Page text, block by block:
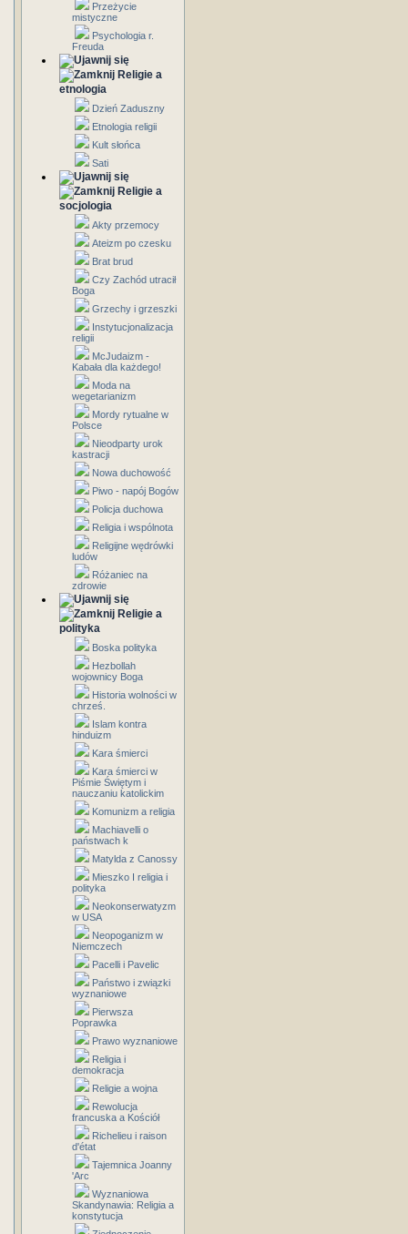
Przeżycie
mistyczne
Psychologia r.
Freuda
Religie a
etnologia
Dzień Zaduszny
Etnologia religii
Kult słońca
Sati
Religie a
socjologia
Akty przemocy
Ateizm po czesku
Brat brud
Czy Zachód utracił
Boga
Grzechy i grzeszki
Instytucjonalizacja
religii
McJudaizm -
Kabała dla każdego!
Moda na
wegetarianizm
Mordy rytualne w
Polsce
Nieodparty urok
kastracji
Nowa duchowość
Piwo - napój Bogów
Policja duchowa
Religia i wspólnota
Religijne wędrówki
ludów
Różaniec na
zdrowie
Religie a
polityka
Boska polityka
Hezbollah
wojownicy Boga
Historia wolności w
chrześ.
Islam kontra
hinduizm
Kara śmierci
Kara śmierci w
Piśmie Świętym i
nauczaniu katolickim
Komunizm a religia
Machiavelli o
państwach k
Matylda z Canossy
Mieszko I religia i
polityka
Neokonserwatyzm
w USA
Neopoganizm w
Niemczech
Pacelli i Pavelic
Państwo i związki
wyznaniowe
Pierwsza
Poprawka
Prawo wyznaniowe
Religia i
demokracja
Religie a wojna
Rewolucja
francuska a Kościół
Richelieu i raison
d'état
Tajemnica Joanny
'Arc
Wyznaniowa
Skandynawia: Religia a
konstytucja